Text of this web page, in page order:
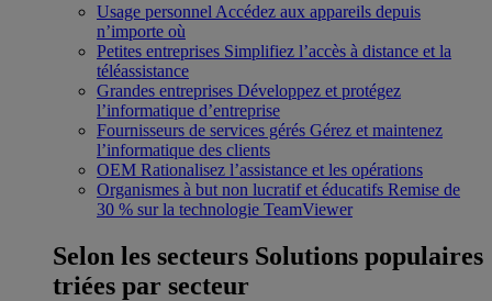
Usage personnel Accédez aux appareils depuis
n’importe où
Petites entreprises Simplifiez l’accès à distance et la
téléassistance
Grandes entreprises Développez et protégez
l’informatique d’entreprise
Fournisseurs de services gérés Gérez et maintenez
l’informatique des clients
OEM Rationalisez l’assistance et les opérations
Organismes à but non lucratif et éducatifs Remise de
30 % sur la technologie TeamViewer
Selon les secteurs Solutions populaires
triées par secteur